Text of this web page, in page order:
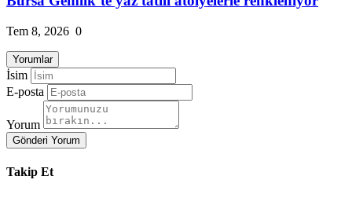
Tem 8, 2026 0
Yorumlar
İsim
E-posta
Yorum
Gönderi Yorum
Takip Et